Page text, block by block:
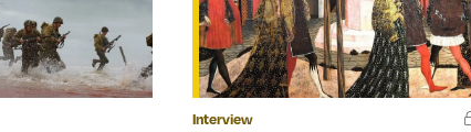
Interview